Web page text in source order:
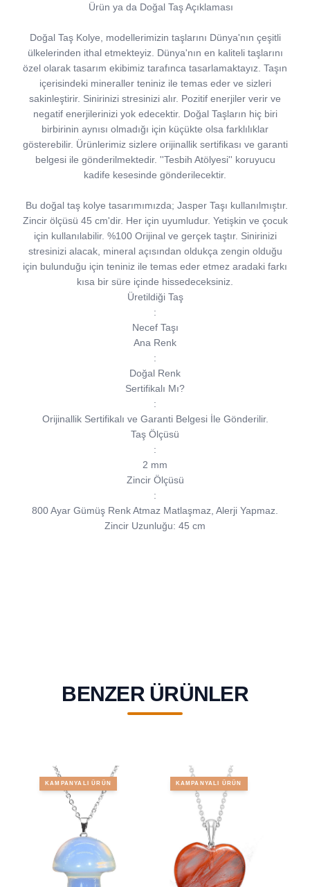
Ürün ya da Doğal Taş Açıklaması
Doğal Taş Kolye, modellerimizin taşlarını Dünya'nın çeşitli
ülkelerinden ithal etmekteyiz. Dünya'nın en kaliteli taşlarını
özel olarak tasarım ekibimiz tarafınca tasarlamaktayız. Taşın
içerisindeki mineraller teniniz ile temas eder ve sizleri
sakinleştirir. Sinirinizi stresinizi alır. Pozitif enerjiler verir ve
negatif enerjilerinizi yok edecektir. Doğal Taşların hiç biri
birbirinin aynısı olmadığı için küçükte olsa farklılıklar
gösterebilir. Ürünlerimiz sizlere orijinallik sertifikası ve garanti
belgesi ile gönderilmektedir. ''Tesbih Atölyesi'' koruyucu
kadife kesesinde gönderilecektir.
Bu doğal taş kolye tasarımımızda; Jasper Taşı kullanılmıştır.
Zincir ölçüsü 45 cm'dir. Her için uyumludur. Yetişkin ve çocuk
için kullanılabilir. %100 Orijinal ve gerçek taştır. Sinirinizi
stresinizi alacak, mineral açısından oldukça zengin olduğu
için bulunduğu için teniniz ile temas eder etmez aradaki farkı
kısa bir süre içinde hissedeceksiniz.
Üretildiği Taş
:
Necef Taşı
Ana Renk
:
Doğal Renk
Sertifikalı Mı?
:
Orijinallik Sertifikalı ve Garanti Belgesi İle Gönderilir.
Taş Ölçüsü
:
2 mm
Zincir Ölçüsü
:
800 Ayar Gümüş Renk Atmaz Matlaşmaz, Alerji Yapmaz.
Zincir Uzunluğu: 45 cm
BENZER ÜRÜNLER
KAMPANYALI ÜRÜN KAMPANYALI ÜRÜN